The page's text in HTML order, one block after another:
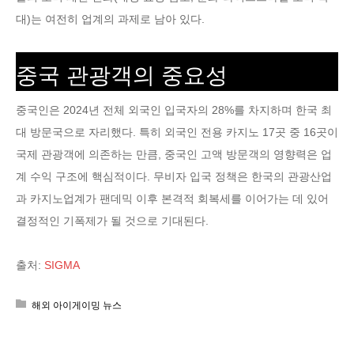
대)는 여전히 업계의 과제로 남아 있다.
중국 관광객의 중요성
중국인은 2024년 전체 외국인 입국자의 28%를 차지하며 한국 최
대 방문국으로 자리했다. 특히 외국인 전용 카지노 17곳 중 16곳이
국제 관광객에 의존하는 만큼, 중국인 고액 방문객의 영향력은 업
계 수익 구조에 핵심적이다. 무비자 입국 정책은 한국의 관광산업
과 카지노업계가 팬데믹 이후 본격적 회복세를 이어가는 데 있어
결정적인 기폭제가 될 것으로 기대된다.
출처: SIGMA
해외 아이게이밍 뉴스